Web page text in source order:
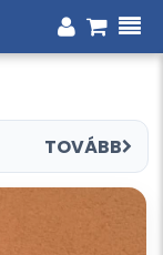
TOVÁBB